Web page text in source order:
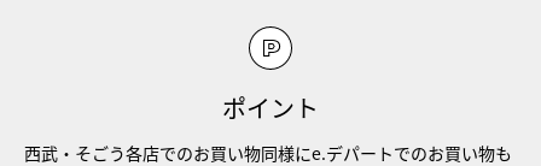
ポイント
西武・そごう各店でのお買い物同様にe.デパートでのお買い物も